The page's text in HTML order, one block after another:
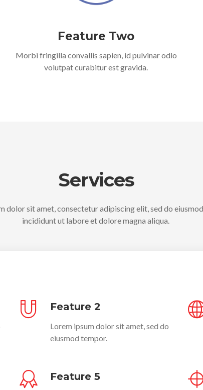
Feature Two
Morbi fringilla convallis sapien, id pulvinar odio
volutpat curabitur est gravida.
Services
dolor sit amet, consectetur adipiscing elit, sed do
incididunt ut labore et dolore magna aliqua.
Feature 2
Lorem ipsum dolor sit amet, sed do
eiusmod tempor.
Feature 5